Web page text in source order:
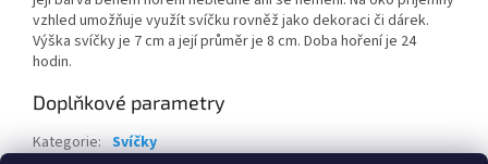
vzhled umožňuje využít svíčku rovněž jako dekoraci či dárek.
Výška svíčky je 7 cm a její průměr je 8 cm. Doba hoření je 24
hodin.
Doplňkové parametry
Kategorie: Svíčky